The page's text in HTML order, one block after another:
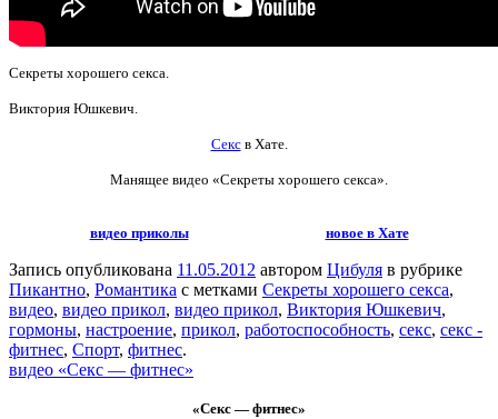
Cекреты хорошего секса.
Виктория Юшкевич.
Сексв Хате.
Манящее видео «Cекреты хорошего секса».
видео приколы новое в Хате
Запись опубликована 11.05.2012 автором Цибуля в рубрике
Пикантно, Романтика с метками Cекреты хорошего секса,
видео, видео прикол, видео прикол, Виктория Юшкевич,
гормоны, настроение, прикол, работоспособность, секс, секс -
фитнес, Спорт, фитнес.
видео «Секс — фитнес»
«Секс — фитнес»